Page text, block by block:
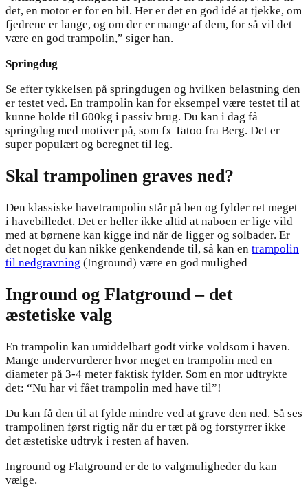
det, en motor er for en bil. Her er det en god idé at tjekke, om
fjedrene er lange, og om der er mange af dem, for så vil det
være en god trampolin,” siger han.
Springdug
Se efter tykkelsen på springdugen og hvilken belastning den
er testet ved. En trampolin kan for eksempel være testet til at
kunne holde til 600kg i passiv brug. Du kan i dag få
springdug med motiver på, som fx Tatoo fra Berg. Det er
super populært og beregnet til leg.
Skal trampolinen graves ned?
Den klassiske havetrampolin står på ben og fylder ret meget
i havebilledet. Det er heller ikke altid at naboen er lige vild
med at børnene kan kigge ind når de ligger og solbader. Er
det noget du kan nikke genkendende til, så kan en trampolin
til nedgravning (Inground) være en god mulighed
Inground og Flatground – det
æstetiske valg
En trampolin kan umiddelbart godt virke voldsom i haven.
Mange undervurderer hvor meget en trampolin med en
diameter på 3-4 meter faktisk fylder. Som en mor udtrykte
det: “Nu har vi fået trampolin med have til”!
Du kan få den til at fylde mindre ved at grave den ned. Så ses
trampolinen først rigtig når du er tæt på og forstyrrer ikke
det æstetiske udtryk i resten af haven.
Inground og Flatground er de to valgmuligheder du kan
vælge.